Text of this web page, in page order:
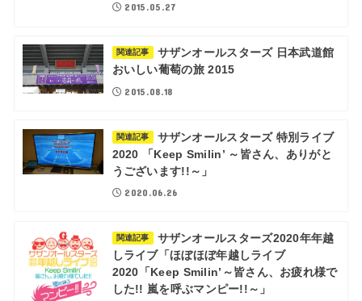
2015.05.27
関連記事
サザンオールスターズ 日本武道館
おいしい葡萄の旅 2015
2015.08.18
関連記事
サザンオールスターズ 特別ライブ
2020 「Keep Smilin’ ～皆さん、ありがと
うございます!!～」
2020.06.26
関連記事
サザンオールスターズ2020年年越
しライブ「ほぼほぼ年越しライブ
2020「Keep Smilin’～皆さん、お疲れ様で
した!! 嵐を呼ぶマンピー!!～」